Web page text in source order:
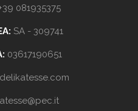
081935375
SA - 309741
03617190651